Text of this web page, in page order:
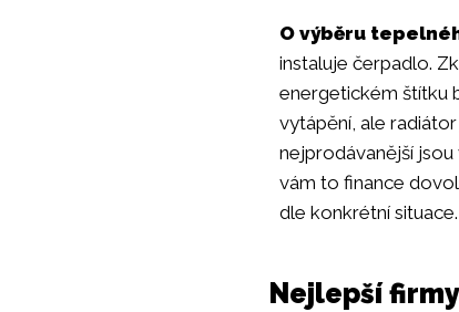
O výběru
instaluje čerpadlo.
energetickém štítku
vytápění, ale
nejprodávanější
vám to finance
dle konkrétní situace.
Nejlepší